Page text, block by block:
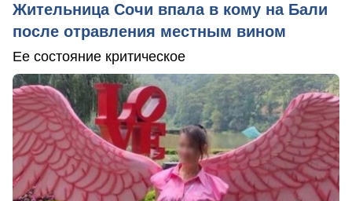
Жительница Сочи впала в кому на Бали
после отравления местным вином
Ее состояние критическое